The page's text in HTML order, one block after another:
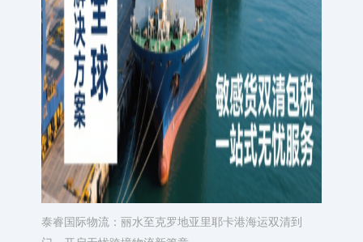
泰睿国际物流：丽水至克罗地亚里耶卡港海运双清到